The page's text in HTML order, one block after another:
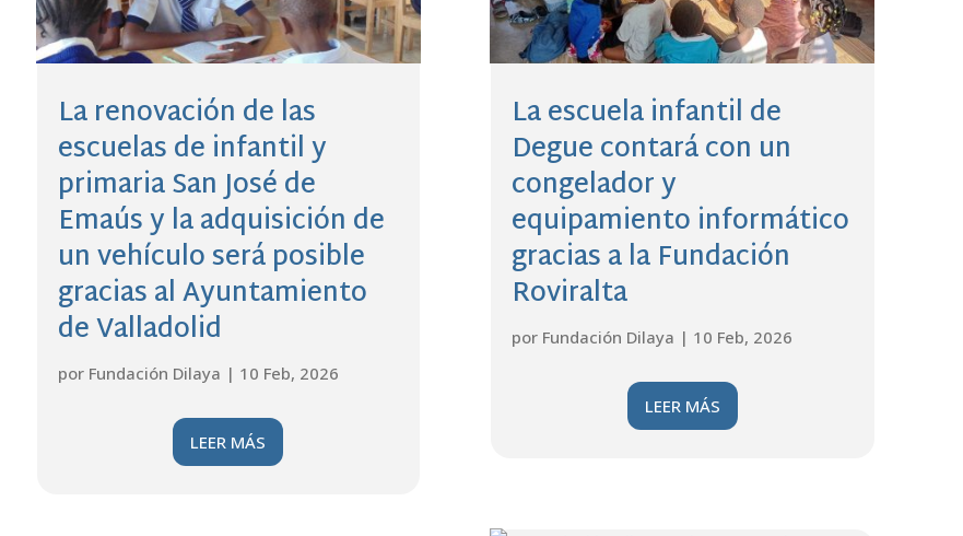
La renovación de las
escuelas de infantil y
primaria San José de
Emaús y la adquisición de
un vehículo será posible
gracias al Ayuntamiento
de Valladolid
por Fundación Dilaya | 10 Feb, 2026
LEER MÁS
La escuela infantil de
Degue contará con un
congelador y
equipamiento informático
gracias a la Fundación
Roviralta
por Fundación Dilaya | 10 Feb, 2026
LEER MÁS